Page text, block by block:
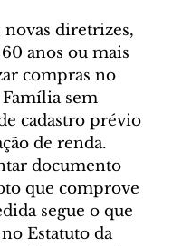
diretrizes,
anos ou mais
compras no
sem
cadastro prévio
de renda.
documento
que comprove
segue o que
Estatuto da